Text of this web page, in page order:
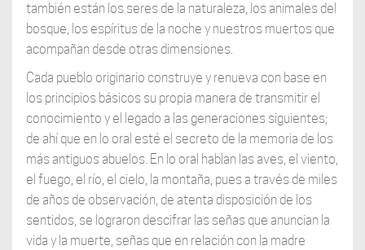
también están los seres de la naturaleza, los animales del
bosque, los espíritus de la noche y nuestros muertos que
acompañan desde otras dimensiones.
Cada pueblo originario construye y renueva con base en
los principios básicos su propia manera de transmitir el
conocimiento y el legado a las generaciones siguientes;
de ahí que en lo oral esté el secreto de la memoria de los
más antiguos abuelos. En lo oral hablan las aves, el viento,
el fuego, el río, el cielo, la montaña, pues a través de miles
de años de observación, de atenta disposición de los
sentidos, se lograron descifrar las señas que anuncian la
vida y la muerte, señas que en relación con la madre